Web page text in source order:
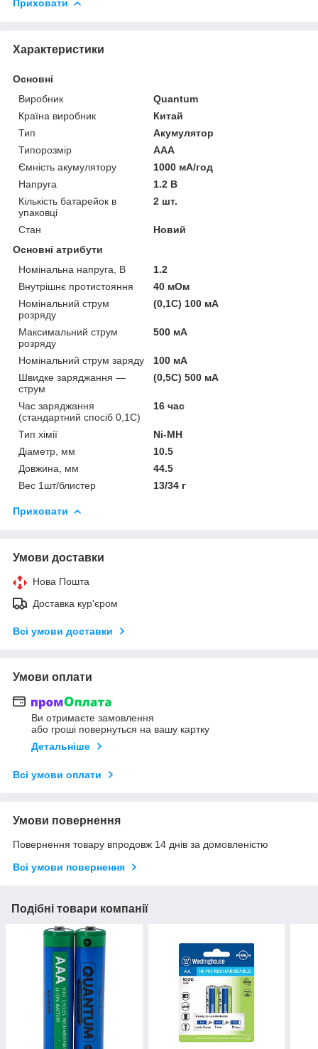
Приховати
Характеристики
Основні
Виробник
Quantum
Країна виробник
Китай
Тип
Акумулятор
Типорозмір
AAA
Ємність акумулятору
1000 мА/год
Напруга
1.2 В
Кількість батарейок в
упаковці
2 шт.
Стан
Новий
Основні атрибути
Номінальна напруга, В
1.2
Внутрішнє протистояння
40 мОм
Номінальний струм
розряду
(0,1С) 100 мА
Максимальний струм
розряду
500 мА
Номінальний струм заряду
100 мА
Швидке заряджання —
струм
(0,5С) 500 мА
Час заряджання
(стандартний спосіб 0,1С)
16 час
Тип хімії
Ni-MH
Діаметр, мм
10.5
Довжина, мм
44.5
Вес 1шт/блистер
13/34 г
Приховати
Умови доставки
Нова Пошта
Доставка кур'єром
Всі умови доставки
Умови оплати
Ви отримаєте замовлення
або гроші повернуться на вашу картку
Детальніше
Всі умови оплати
Умови повернення
Повернення товару впродовж 14 днів за домовленістю
Всі умови повернення
Подібні товари компанії